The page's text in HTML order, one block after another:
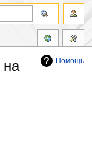
Помощь